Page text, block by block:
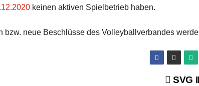
keinen aktiven Spielbetrieb haben.
bzw. neue Beschlüsse des Volleyballverbandes
SVG